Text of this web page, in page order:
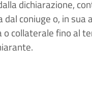
dichiarazione,
coniuge o, in sua
collaterale fino al